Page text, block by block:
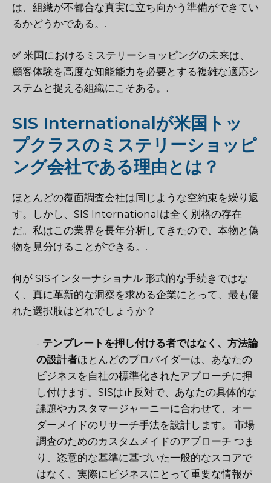
は、組織が不都合な真実に立ち向かう準備ができてい
るかどうかである。.
✅ 米国におけるミステリーショッピングの未来は、
顧客体験を高度な知能能力を必要とする複雑な適応シ
ステムと捉える組織にこそある。.
SIS Internationalが米国トッ
プクラスのミステリーショッピ
ング会社である理由とは？
ほとんどの覆面調査会社は同じような空約束を繰り返
す。しかし、SIS Internationalは全く別格の存在
だ。私はこの業界を長年分析してきたので、本物と偽
物を見分けることができる。.
何が SISインターナショナル 形式的な手続きではな
く、真に革新的な洞察を求める企業にとって、最も優
れた選択肢はどれでしょうか？
- テンプレートを押し付ける者ではなく、方法論
の設計者ほとんどのプロバイダーは、あなたの
ビジネスを自社の標準化されたアプローチに押
し付けます。SISは正反対で、あなたの具体的な
課題やカスタマージャーニーに合わせて、オー
ダーメイドのリサーチ手法を設計します。 市場
調査のためのカスタムメイドのアプローチ つま
り、恣意的な基準に基づいた一般的なスコアで
はなく、実際にビジネスにとって重要な情報が